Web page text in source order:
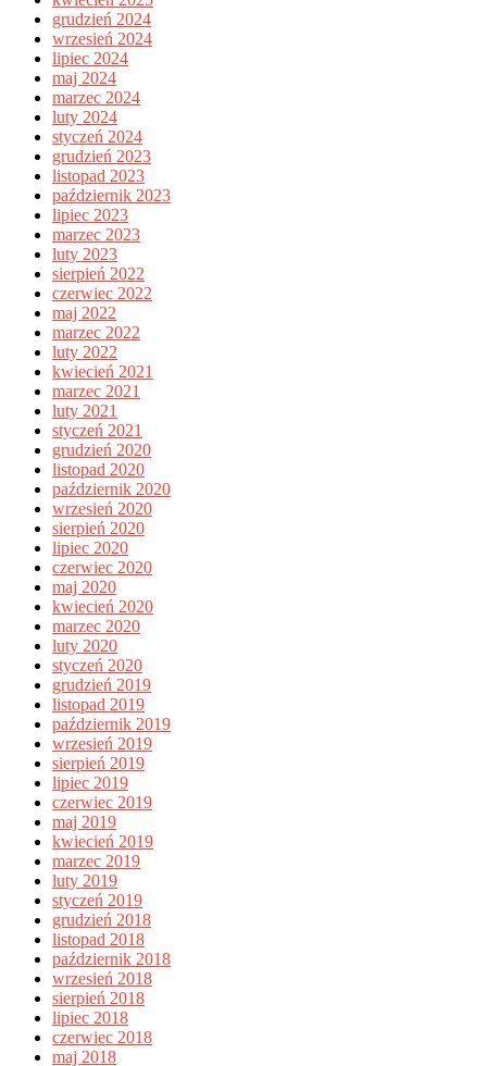
grudzień 2024
wrzesień 2024
lipiec 2024
maj 2024
marzec 2024
luty 2024
styczeń 2024
grudzień 2023
listopad 2023
październik 2023
lipiec 2023
marzec 2023
luty 2023
sierpień 2022
czerwiec 2022
maj 2022
marzec 2022
luty 2022
kwiecień 2021
marzec 2021
luty 2021
styczeń 2021
grudzień 2020
listopad 2020
październik 2020
wrzesień 2020
sierpień 2020
lipiec 2020
czerwiec 2020
maj 2020
kwiecień 2020
marzec 2020
luty 2020
styczeń 2020
grudzień 2019
listopad 2019
październik 2019
wrzesień 2019
sierpień 2019
lipiec 2019
czerwiec 2019
maj 2019
kwiecień 2019
marzec 2019
luty 2019
styczeń 2019
grudzień 2018
listopad 2018
październik 2018
wrzesień 2018
sierpień 2018
lipiec 2018
czerwiec 2018
maj 2018